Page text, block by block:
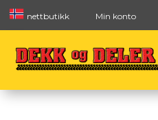
nettbutikk Min konto